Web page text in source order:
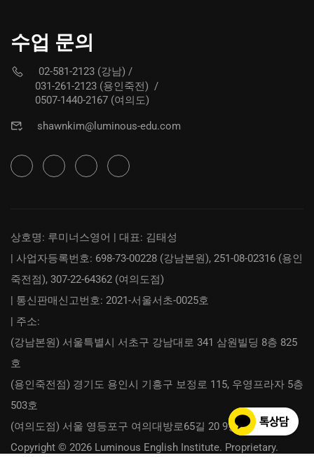
수업 문의
02-581-2123 (강남) /
031-261-2123 (용인죽전) /
0507-1440-2167 (여의도)
shawnkim@luminous-edu.com
상호명: 루미너스영어 | 대표: 김태성
| 사업자등록번호: 698-73-00228 (강남본원), 251-08-02316 (용인
죽전점), 307-22-64362 (여의도점)
| 통신판매신고번호: 2021-서울서초-0025호
| 주소:
(강남본원) 서울특별시 서초구 강남대로 341 삼원빌딩 8층 825
호
(용인죽전점) 경기도 용인시 기흥구 보정로 115, 우영프라자 5층
503호
(여의도점) 서울 영등포구 여의대방로65길 20 9층 918호
Copyright © 2026 Luminous English Institute. Proprietary.